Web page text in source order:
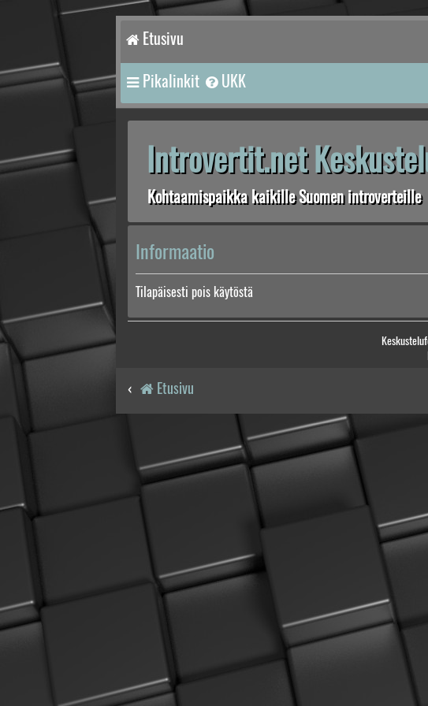
Etusivu
Pikalinkit UKK
Introvertit.net
Kohtaamispaikka kaikille Suomen introverteille
Informaatio
Tilapäisesti pois käytöstä
Etusivu